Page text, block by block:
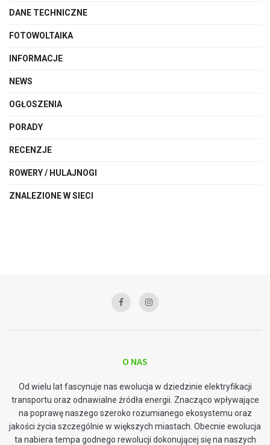
DANE TECHNICZNE
FOTOWOLTAIKA
INFORMACJE
NEWS
OGŁOSZENIA
PORADY
RECENZJE
ROWERY / HULAJNOGI
ZNALEZIONE W SIECI
O NAS
Od wielu lat fascynuje nas ewolucja w dziedzinie elektryfikacji
transportu oraz odnawialne źródła energii. Znacząco wpływające
na poprawę naszego szeroko rozumianego ekosystemu oraz
jakości życia szczególnie w większych miastach. Obecnie ewolucja
ta nabiera tempa godnego rewolucji dokonującej się na naszych